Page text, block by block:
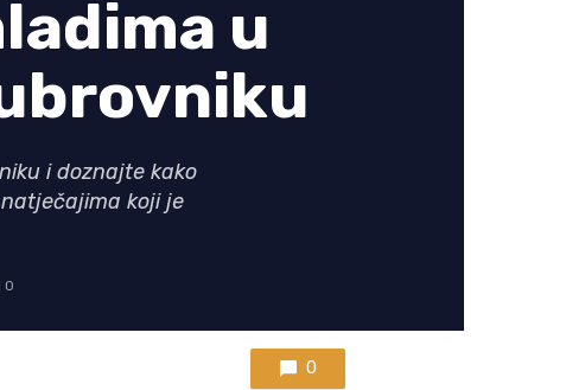
u
i doznajte kako
koji je
0
0